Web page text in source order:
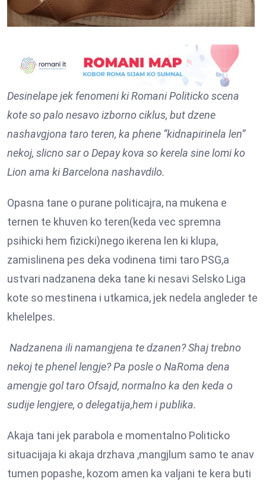
Desinelape jek fenomeni ki Romani Politicko scena
kote so palo nesavo izborno ciklus, but dzene
nashavgjona taro teren, ka phene “kidnapirinela len”
nekoj, slicno sar o Depay kova so kerela sine lomi ko
Lion ama ki Barcelona nashavdilo.
Opasna tane o purane politicajra, na mukena e
ternen te khuven ko teren(keda vec spremna
psihicki hem fizicki)nego ikerena len ki klupa,
zamislinena pes deka vodinena timi taro PSG,a
ustvari nadzanena deka tane ki nesavi Selsko Liga
kote so mestinena i utkamica, jek nedela angleder te
khelelpes.
Nadzanena ili namangjena te dzanen? Shaj trebno
nekoj te phenel lengje? Pa posle o NaRoma dena
amengje gol taro Ofsajd, normalno ka den keda o
sudije lengjere, o delegatija,hem i publika.
Akaja tani jek parabola e momentalno Politicko
situacijaja ki akaja drzhava ,mangjlum samo te anav
tumen popashe, kozom amen ka valjani te kera buti